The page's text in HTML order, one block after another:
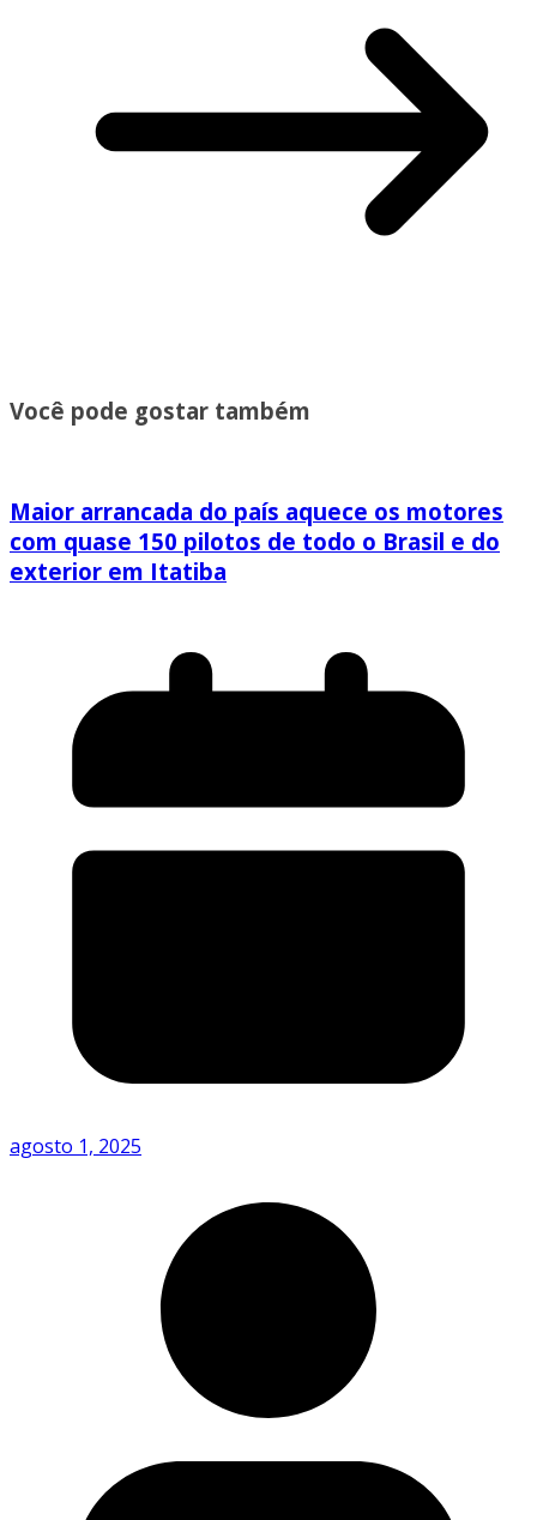
Você pode gostar também
Maior arrancada do país aquece os motores
com quase 150 pilotos de todo o Brasil e do
exterior em Itatiba
agosto 1, 2025